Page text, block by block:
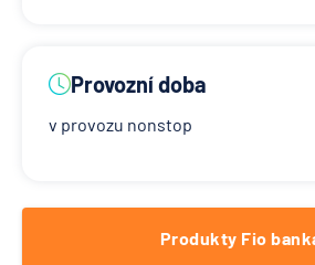
Provozní doba
v provozu nonstop
Produkty Fio